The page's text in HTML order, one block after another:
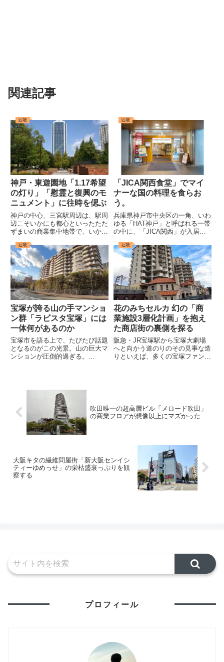
関連記事
近畿
神戸・東遊園地「1.17希望
の灯り」「慰霊と復興のモ
ニュメント」に往時を偲ぶ
神戸の中心、三宮駅周辺は、駅周
辺こそいかにも都心といったたた
ずまいの商業集中地帯で、いかに
だが、その一方で駅の目の前を通
る道、通称「フラワーロード」を
ずっと下っていくと神戸市役所や
東遊園地といった、お役所感満
載...
近畿
「JICA関西食堂」でマイ
ナーな国の料理を食らお
う。
兵庫県神戸市中央区の一角、いわ
ゆる「HAT神戸」と呼ばれる一帯
の中に、「JICA関西」が入居す
の中にある「JICA関西食堂」と
いうお店をご紹介しようと思う。
一般に「食堂」と聞くと、大学や
会社にありがちな、安いが...
近畿
宝塚が誇る山の手マンショ
ン群「ラビスタ宝塚」には
一体何があるのか
宝塚市を語る上で、たびたび話題
となるのがこの光景。山の巨大マ
ンションが圧倒的過ぎる。
駅の北側...
近畿
花のみちセルカ 幻の「商
業施設3層化計画」を抱え
た商店街の裏側を探る
阪急・JR宝塚駅から宝塚大劇場
へと向かう道のりのその見事な造
りといえば、多くの宝塚ファンの
吹田唯一の超高層ビル「メロード吹田」
の商業フロアが想像以上にマズかった
大阪キタの繊維問屋街「新大阪センイシ
ティーゆめっせ」の栄枯盛衰っぷりを観
察する
プロフィール